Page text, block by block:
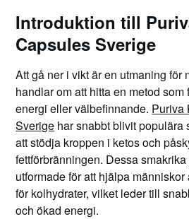
Introduktion till
Capsules Sverige
Att gå ner i vikt är en utmaning för
handlar om att hitta en metod
energi eller välbefinnande. Puriva
Sverige har snabbt blivit populära
att stödja kroppen i ketos och
fettförbränningen. Dessa
utformade för att hjälpa
för kolhydrater, vilket leder till
och ökad energi.